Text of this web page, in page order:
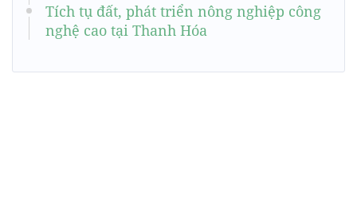
Tích tụ đất, phát triển nông nghiệp công
nghệ cao tại Thanh Hóa